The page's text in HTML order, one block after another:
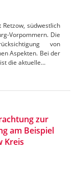
südwestlich
Vorpommern. Die
von
Aspekten. Bei der
die aktuelle…
zur
am Beispiel
Kreis